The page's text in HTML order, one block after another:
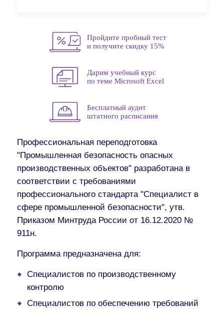
Профессиональная переподготовка
"Промышленная безопасность опасных
производственных объектов" разработана в
соответствии с требованиями
профессионального стандарта "Специалист в
сфере промышленной безопасности", утв.
Приказом Минтруда России от 16.12.2020 №
911н.
Программа предназначена для:
Специалистов по производственному
контролю
Специалистов по обеспечению требований
Пройдите пробный тест
и получите скидку 15%
Дарим учебный курс
по теме Microsoft Excel
Бесплатный аудит
штатного расписания